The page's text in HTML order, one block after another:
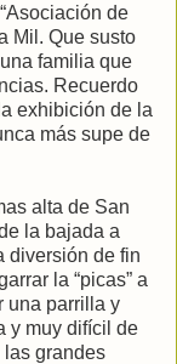
de
Mil. Que susto
familia que
Recuerdo
exhibición de la
más supe de
alta de San
la bajada a
diversión de fin
la “picas” a
una parrilla y
y muy difícil de
las grandes